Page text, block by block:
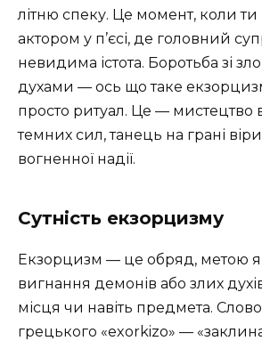
літню спеку. Це момент, коли ти
актором у п’єсі, де головний
невидима істота. Боротьба зі
духами — ось що таке
просто ритуал. Це — мистецтво
темних сил, танець на грані
вогненної надії.
Сутність екзорцизму
Екзорцизм — це обряд, метою
вигнання демонів або злих
місця чи навіть предмета.
грецького «exorkizo» —